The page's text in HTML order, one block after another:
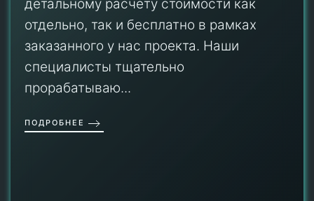
детальному расчету стоимости как
отдельно, так и бесплатно в рамках
заказанного у нас проекта. Наши
специалисты тщательно
прорабатываю...
ПОДРОБНЕЕ